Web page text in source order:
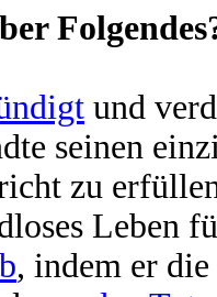
und
seinen
zu
Leben
, indem er